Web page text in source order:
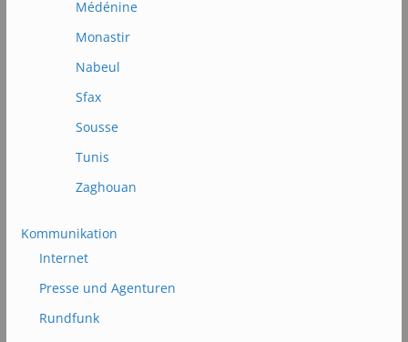
Médénine
Monastir
Nabeul
Sfax
Sousse
Tunis
Zaghouan
Kommunikation
Internet
Presse und Agenturen
Rundfunk